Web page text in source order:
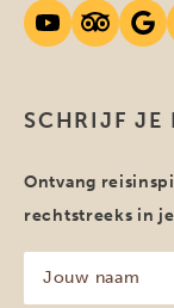
SCHRIJF JE
Ontvang
rechtstreeks in
naam